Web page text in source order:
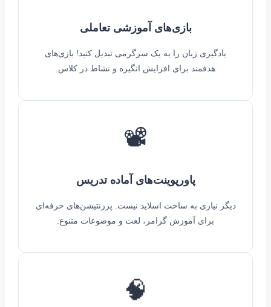
بازی‌های آموزشی تعاملی
یادگیری زبان را به یک سرگرمی تبدیل کنید! بازی‌های
هدفمند برای افزایش انگیزه و نشاط در کلاس.
📽️
پاورپوینت‌های آماده تدریس
دیگر نیازی به ساخت اسلاید نیست. پرزنتیشن‌های حرفه‌ای
برای آموزش گرامر، لغت و موضوعات متنوع.
🧠